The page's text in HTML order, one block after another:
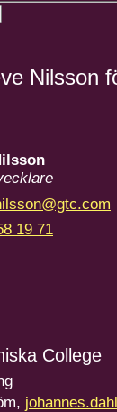
Nilsson
19 71
College